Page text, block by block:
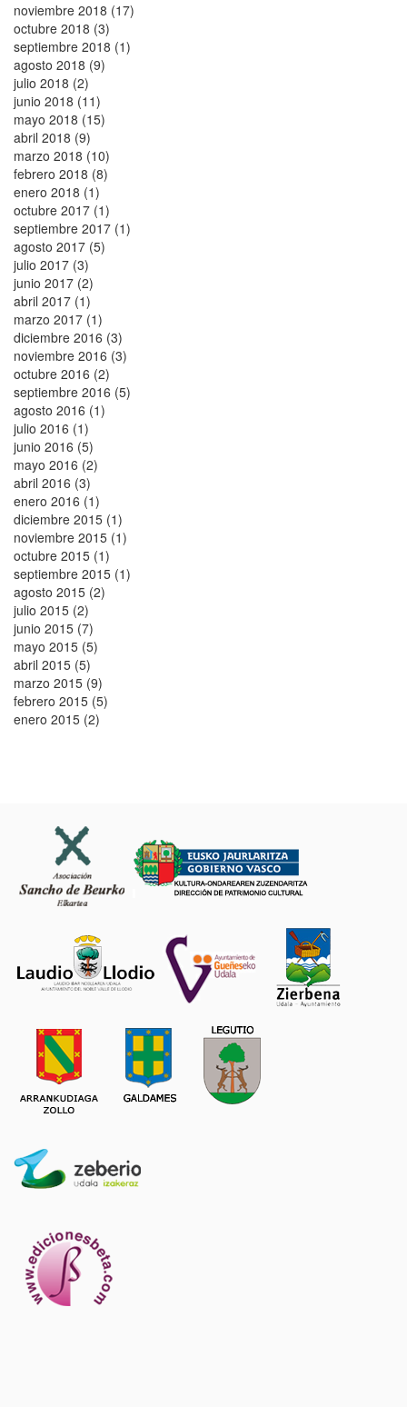
noviembre 2018 (17)
octubre 2018 (3)
septiembre 2018 (1)
agosto 2018 (9)
julio 2018 (2)
junio 2018 (11)
mayo 2018 (15)
abril 2018 (9)
marzo 2018 (10)
febrero 2018 (8)
enero 2018 (1)
octubre 2017 (1)
septiembre 2017 (1)
agosto 2017 (5)
julio 2017 (3)
junio 2017 (2)
abril 2017 (1)
marzo 2017 (1)
diciembre 2016 (3)
noviembre 2016 (3)
octubre 2016 (2)
septiembre 2016 (5)
agosto 2016 (1)
julio 2016 (1)
junio 2016 (5)
mayo 2016 (2)
abril 2016 (3)
enero 2016 (1)
diciembre 2015 (1)
noviembre 2015 (1)
octubre 2015 (1)
septiembre 2015 (1)
agosto 2015 (2)
julio 2015 (2)
junio 2015 (7)
mayo 2015 (5)
abril 2015 (5)
marzo 2015 (9)
febrero 2015 (5)
enero 2015 (2)